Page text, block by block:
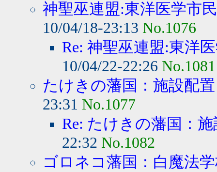
神聖巫連盟:東洋医学市
10/04/18-23:13 No.1076
Re: 神聖巫連盟:東洋
10/04/22-22:26 No.1081
たけきの藩国：施設配置
23:31 No.1077
Re: たけきの藩国：
22:32 No.1082
ゴロネコ藩国：白魔法